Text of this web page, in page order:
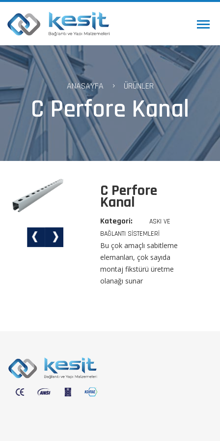
ANASAYFA ÜRÜNLER
C Perfore Kanal
C Perfore
Kanal
Kategori:
ASKI VE
BAĞLANTI SİSTEMLERİ
Bu çok amaçlı sabitleme
elemanları, çok sayıda
montaj fikstürü üretme
olanağı sunar